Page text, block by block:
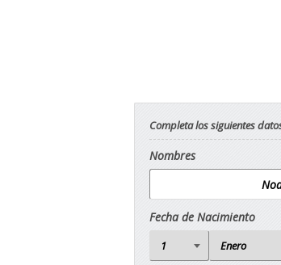
Completa los siguientes
Nombres
Fecha de Nacimiento